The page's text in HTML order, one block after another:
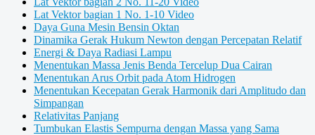
Lat Vektor bagian 1 No. 1-10 Video
Daya Guna Mesin Bensin Oktan
Dinamika Gerak Hukum Newton dengan Percepatan Relatif
Energi & Daya Radiasi Lampu
Menentukan Massa Jenis Benda Tercelup Dua Cairan
Menentukan Arus Orbit pada Atom Hidrogen
Menentukan Kecepatan Gerak Harmonik dari Amplitudo dan
Simpangan
Relativitas Panjang
Tumbukan Elastis Sempurna dengan Massa yang Sama